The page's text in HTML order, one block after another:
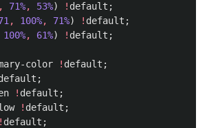
, 71%, 53%) ! default ;
, 100%, 71%) ! default ;
100%, 61%) ! default ;
color ! default ;
;
! default ;
! default ;
! default ;